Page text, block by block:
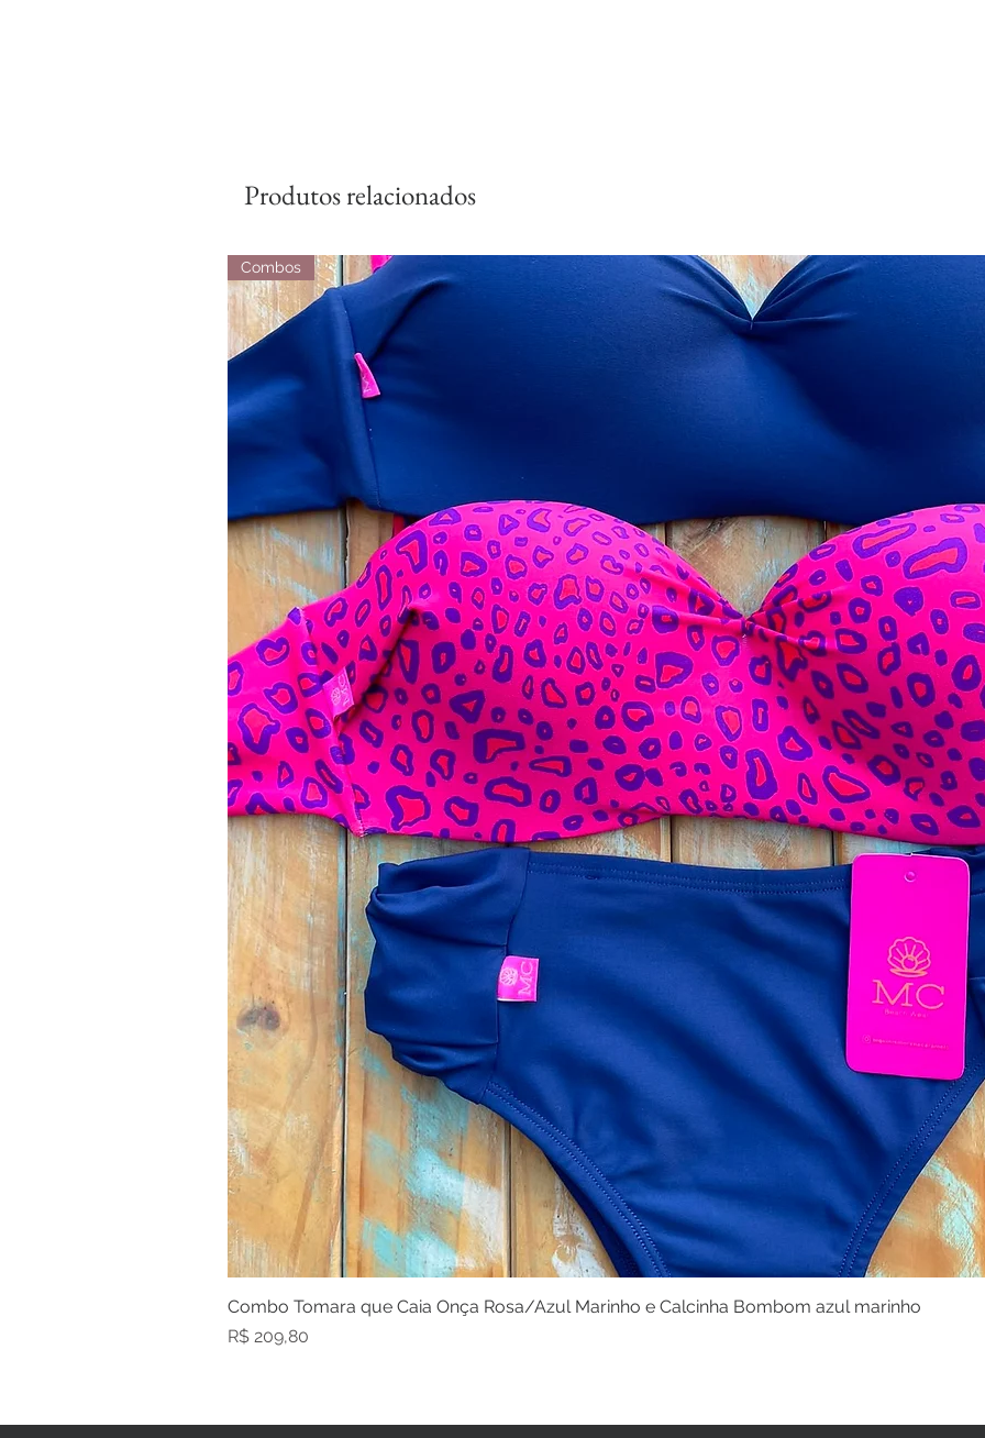
Produtos relacionados
Visualização rápida
Combos
Combo Tomara que Caia Onça Rosa/Azul Marinho e Calcinha Bombom azul marinho
Preço
R$ 209,80